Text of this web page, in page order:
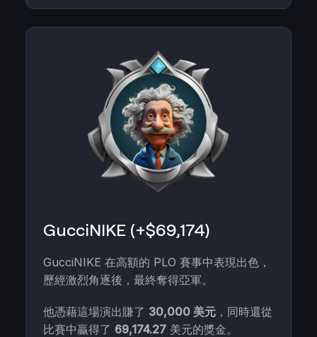
GucciNIKE (+$69,174)
GucciNIKE 在高額的 PLO 賽事中表現出色，
歷經激烈角逐後，最終奪得亞軍。
他憑藉這場演出賺了 30,000 美元 ，同時還從
比賽中贏得了 69,174.27 美元的獎金。